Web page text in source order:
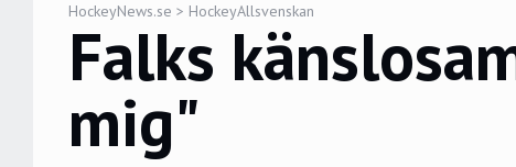
HockeyNews.se > HockeyAllsvenskan
Falks
mig"